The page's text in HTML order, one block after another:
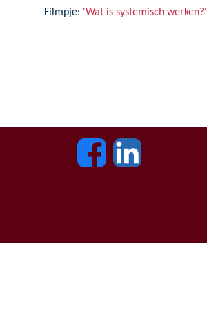
Filmpje: 'Wat is systemisch werken?'